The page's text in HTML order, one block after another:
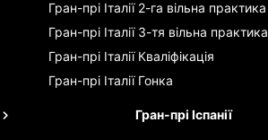
Гран-прі Італії 2-га вільна практика
Гран-прі Італії 3-тя вільна практика
Гран-прі Італії Кваліфікація
Гран-прі Італії Гонка
Гран-прі Іспанії